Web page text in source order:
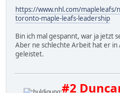
https://www.nhl.com/mapleleafs/
toronto-maple-leafs-leadership
Bin ich mal gespannt, war ja jetzt
Aber ne schlechte Arbeit hat er in
geleistet.
#2